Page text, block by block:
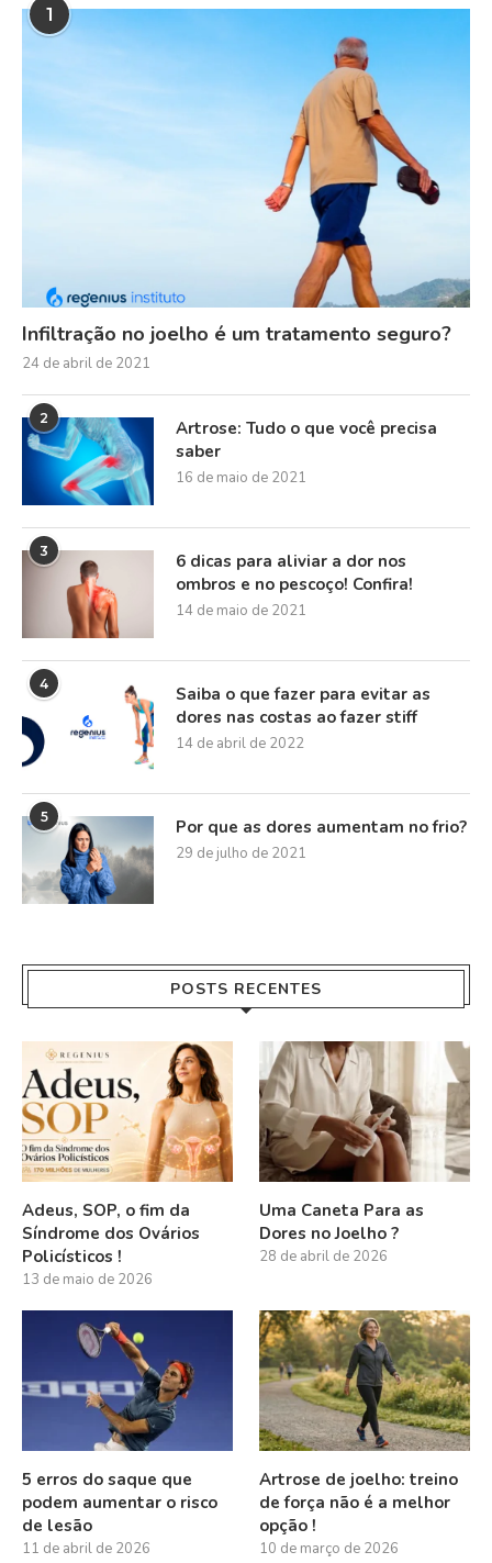
1
Infiltração no joelho é um tratamento seguro?
24 de abril de 2021
2
Artrose: Tudo o que você precisa
saber
16 de maio de 2021
3
6 dicas para aliviar a dor nos
ombros e no pescoço! Confira!
14 de maio de 2021
4
Saiba o que fazer para evitar as
dores nas costas ao fazer stiff
14 de abril de 2022
5 Por que as dores aumentam no frio?
29 de julho de 2021
POSTS RECENTES
Adeus, SOP, o fim da
Síndrome dos Ovários
Policísticos !
13 de maio de 2026
Uma Caneta Para as
Dores no Joelho ?
28 de abril de 2026
5 erros do saque que
podem aumentar o risco
de lesão
11 de abril de 2026
Artrose de joelho: treino
de força não é a melhor
opção !
10 de março de 2026